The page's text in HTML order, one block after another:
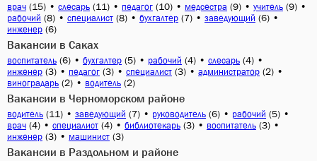
врач (15) • слесарь (11) • педагог (10) • медсестра (9) • учитель (9) •
рабочий (8) • специалист (8) • бухгалтер (7) • заведующий (6) •
инженер (6)
Вакансии в Саках
воспитатель (6) • бухгалтер (5) • рабочий (4) • слесарь (4) •
инженер (3) • педагог (3) • специалист (3) • администратор (2) •
виноградарь (2) • водитель (2)
Вакансии в Черноморском районе
водитель (11) • заведующий (7) • руководитель (6) • рабочий (5) •
врач (4) • специалист (4) • библиотекарь (3) • воспитатель (3) •
инженер (3) • машинист (3)
Вакансии в Раздольном и районе